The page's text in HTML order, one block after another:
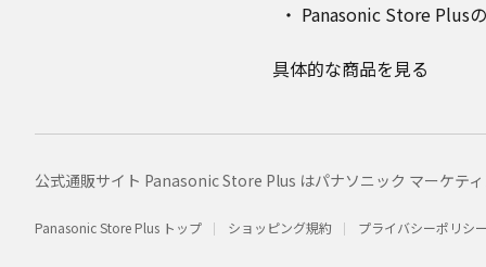
Panasonic Store Plus
具体的な商品を見る
公式通販サイト Panasonic Store Plus はパナソニック マーケテ
Panasonic Store Plus トップ ショッピング規約 プライバシーポリシー